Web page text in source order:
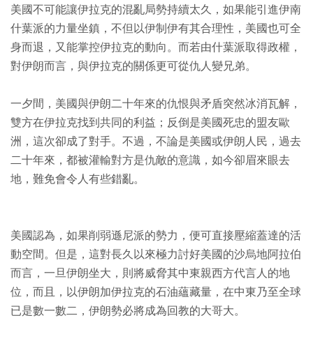
美國不可能讓伊拉克的混亂局勢持續太久，如果能引進伊南
什葉派的力量坐鎮，不但以伊制伊有其合理性，美國也可全
身而退，又能掌控伊拉克的動向。而若由什葉派取得政權，
對伊朗而言，與伊拉克的關係更可從仇人變兄弟。
一夕間，美國與伊朗二十年來的仇恨與矛盾突然冰消瓦解，
雙方在伊拉克找到共同的利益；反倒是美國死忠的盟友歐
洲，這次卻成了對手。不過，不論是美國或伊朗人民，過去
二十年來，都被灌輸對方是仇敵的意識，如今卻眉來眼去
地，難免會令人有些錯亂。
美國認為，如果削弱遜尼派的勢力，便可直接壓縮蓋達的活
動空間。但是，這對長久以來極力討好美國的沙烏地阿拉伯
而言，一旦伊朗坐大，則將威脅其中東親西方代言人的地
位，而且，以伊朗加伊拉克的石油蘊藏量，在中東乃至全球
已是數一數二，伊朗勢必將成為回教的大哥大。